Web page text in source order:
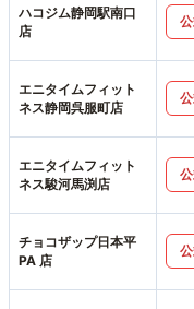
ハコジム静岡駅南口
店
エニタイムフィット
ネス静岡呉服町店
エニタイムフィット
ネス駿河馬渕店
チョコザップ日本平
PA 店